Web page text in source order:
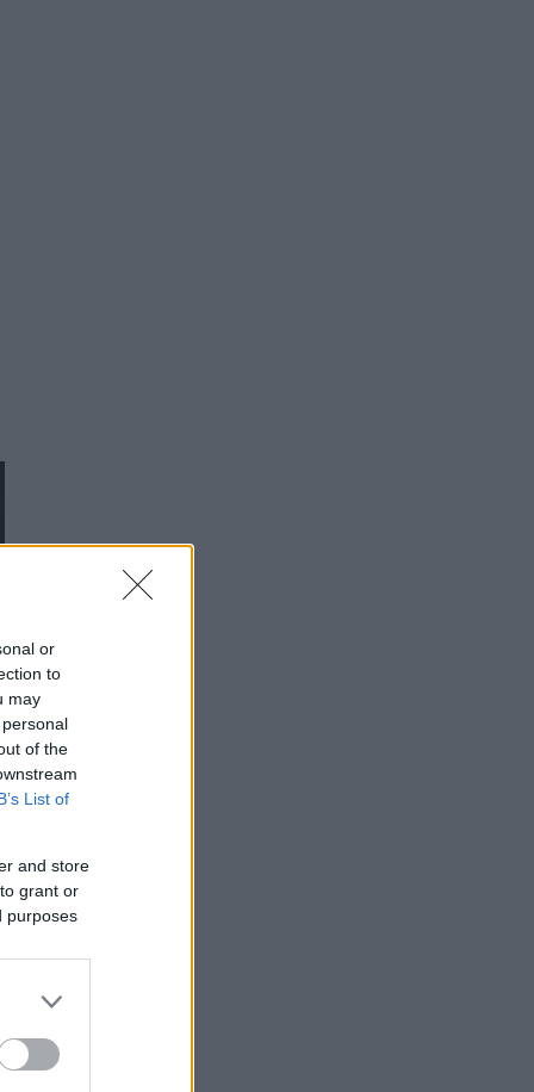
or
to
may
of the
List of
and store
grant or
purposes